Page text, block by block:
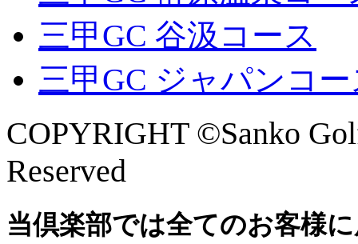
三甲GC 谷汲コース
三甲GC ジャパンコ
COPYRIGHT ©Sanko
Reserved
当倶楽部では全てのお客様